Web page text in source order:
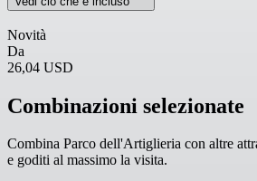
Novità
Da
26,04 USD
Combinazioni selezionate
Combina Parco dell'Artiglieria con altre
e goditi al massimo la visita.